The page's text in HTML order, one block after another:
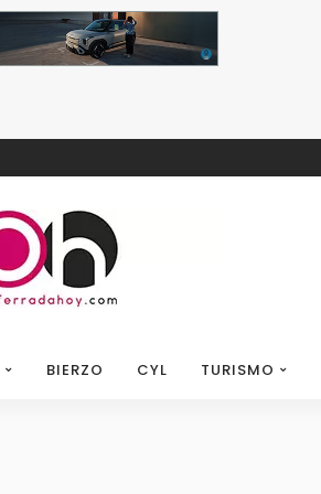
BIERZO CYL TURISMO